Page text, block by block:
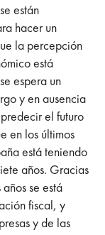
están
hacer un
la percepción
está
espera un
y en ausencia
el futuro
en los últimos
está teniendo
años. Gracias
se está
fiscal, y
y de las